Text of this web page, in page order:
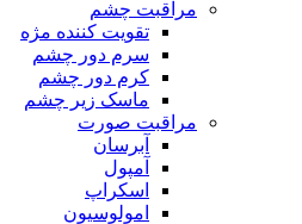
مراقبت چشم
تقویت کننده مژه
سرم دور چشم
کرم دور چشم
ماسک زیر چشم
مراقبت صورت
آبرسان
آمپول
اسکراپ
امولوسیون